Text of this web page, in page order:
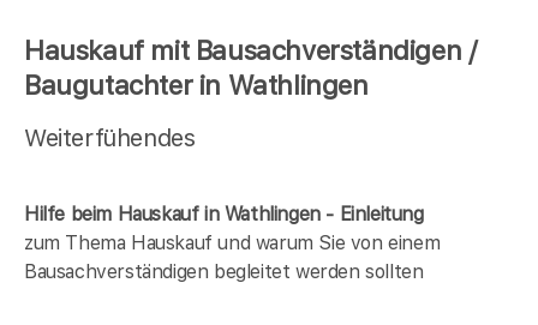
Hauskauf mit Bausachverständigen /
Baugutachter in Wathlingen
Weiterfühendes
Hilfe beim Hauskauf in Wathlingen - Einleitung
zum Thema Hauskauf und warum Sie von einem
Bausachverständigen begleitet werden sollten